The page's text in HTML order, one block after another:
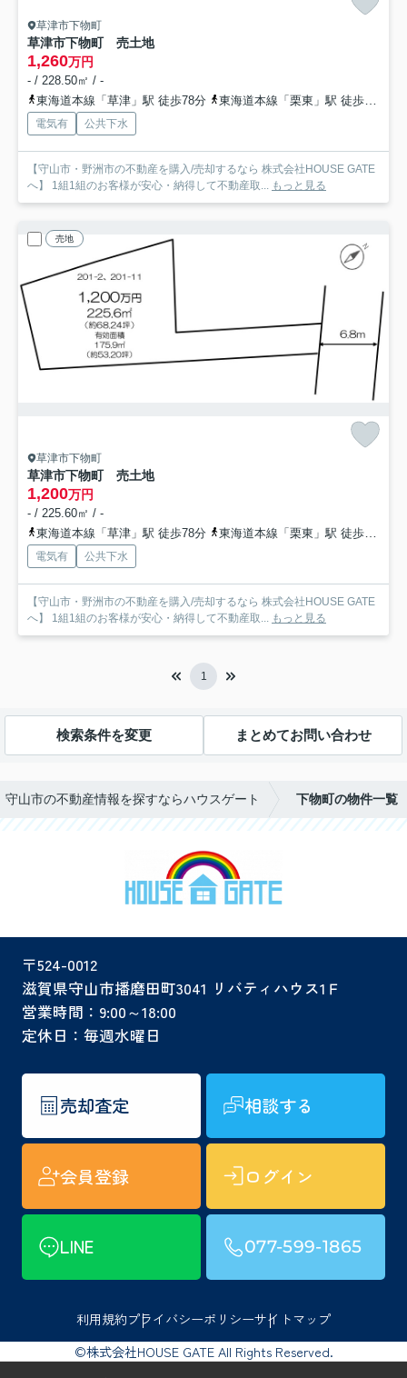
草津市下物町
草津市下物町 売土地
1,260万円
- / 228.50㎡ / -
東海道本線「草津」駅 徒歩78分
東海道本線「栗東」駅 徒歩66分
電気有 公共下水
【守山市・野洲市の不動産を購入/売却するなら 株式会社HOUSE GATE
へ】 1組1組のお客様が安心・納得して不動産取... もっと見る
売地
草津市下物町
草津市下物町 売土地
1,200万円
- / 225.60㎡ / -
東海道本線「草津」駅 徒歩78分
東海道本線「栗東」駅 徒歩66分
電気有 公共下水
【守山市・野洲市の不動産を購入/売却するなら 株式会社HOUSE GATE
へ】 1組1組のお客様が安心・納得して不動産取... もっと見る
1
検索条件を変更 まとめてお問い合わせ
守山市の不動産情報を探すならハウスゲート 下物町の物件一覧
〒524-0012
滋賀県守山市播磨田町3041 リバティハウス1Ｆ
営業時間：9:00～18:00
定休日：毎週水曜日
売却査定 相談する
会員登録 ログイン
LINE 077-599-1865
利用規約プライバシーポリシーサイトマップ
©株式会社HOUSE GATE All Rights Reserved.